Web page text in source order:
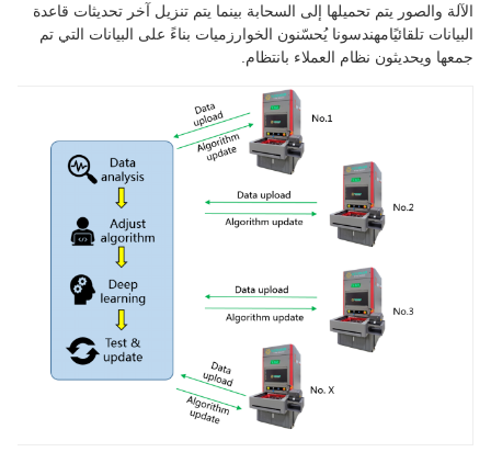
الآلة والصور يتم تحميلها إلى السحابة بينما يتم تنزيل آخر تحديثات قاعدة
البيانات تلقائيًامهندسونا يُحسّنون الخوارزميات بناءً على البيانات التي تم
جمعها ويحديثون نظام العملاء بانتظام.